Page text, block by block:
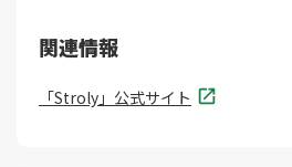
関連情報
「Stroly」公式サイト